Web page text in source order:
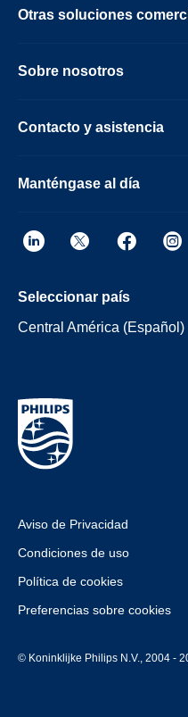
Otras soluciones
Sobre nosotros
Contacto y asistencia
Manténgase al día
Seleccionar país
Central América (Español)
Aviso de Privacidad
Condiciones de uso
Política de cookies
Preferencias sobre cookies
© Koninklijke Philips N.V., 2004 -